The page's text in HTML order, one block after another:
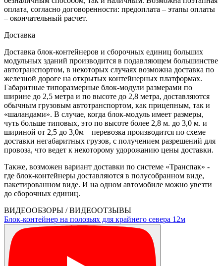
оплата, согласно договоренности: предоплата – этапы оплаты
– окончательный расчет.
Доставка
Доставка блок-контейнеров и сборочных единиц больших
модульных зданий производится в подавляющем большинстве
автотранспортом, в некоторых случаях возможна доставка по
железной дороге на открытых контейнерных платформах.
Габаритные типоразмерные блок-модули размерами по
ширине до 2,5 метра и по высоте до 2,8 метра, доставляются
обычным грузовым автотранспортом, как прицепным, так и
«шаландами». В случае, когда блок-модуль имеет размеры,
чуть больше типовых, это по высоте более 2,8 м. до 3,0 м. и
шириной от 2,5 до 3,0м – перевозка производится по схеме
доставки негабаритных грузов, с получением разрешений для
провоза, что ведет к некоторому удорожанию цены доставки.
Также, возможен вариант доставки по системе «Транспак» -
где блок-контейнеры доставляются в полусобранном виде,
пакетированном виде. И на одном автомобиле можно увезти
до сборочных единиц.
ВИДЕООБЗОРЫ / ВИДЕООТЗЫВЫ
Блок-контейнер на полозьях для крайнего севера 12м